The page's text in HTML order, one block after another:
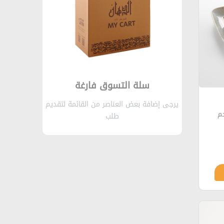
سلة التسوق فارغة
يرجى إضافة بعض العناصر من القائمة لتقديم
طلب